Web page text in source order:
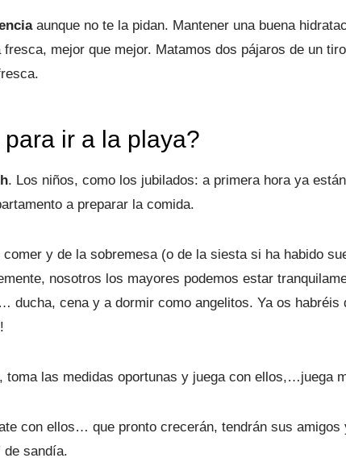
aunque no te la pidan. Mantener una buena
mejor que mejor. Matamos dos pájaros de un
ir a la playa?
. Los niños, como los jubilados: a primera hora ya
a preparar la comida.
y de la sobremesa (o de la siesta si ha habido
nosotros los mayores podemos estar
ducha, cena y a dormir como angelitos. Ya os habréis
las medidas oportunas y juega con ellos,…juega
con ellos… que pronto crecerán, tendrán sus amigos
de sandía.